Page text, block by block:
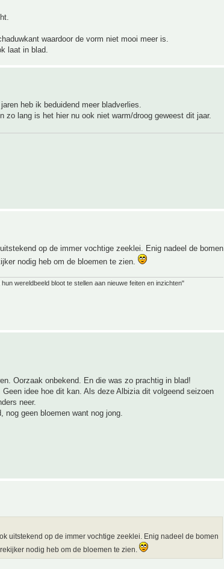
waardoor de vorm niet mooi meer is.
laat in blad.
heb ik beduidend meer bladverlies.
zo lang is het hier nu ook niet warm/droog geweest dit jaar.
op de immer vochtige zeeklei. Enig nadeel de bomen
nodig heb om de bloemen te zien.
wereldbeeld bloot te stellen aan nieuwe feiten en inzichten"
Oorzaak onbekend. En die was zo prachtig in blad!
idee hoe dit kan. Als deze Albizia dit volgeend seizoen
neer.
nog geen bloemen want nog jong.
uitstekend op de immer vochtige zeeklei. Enig nadeel de bomen
nodig heb om de bloemen te zien.